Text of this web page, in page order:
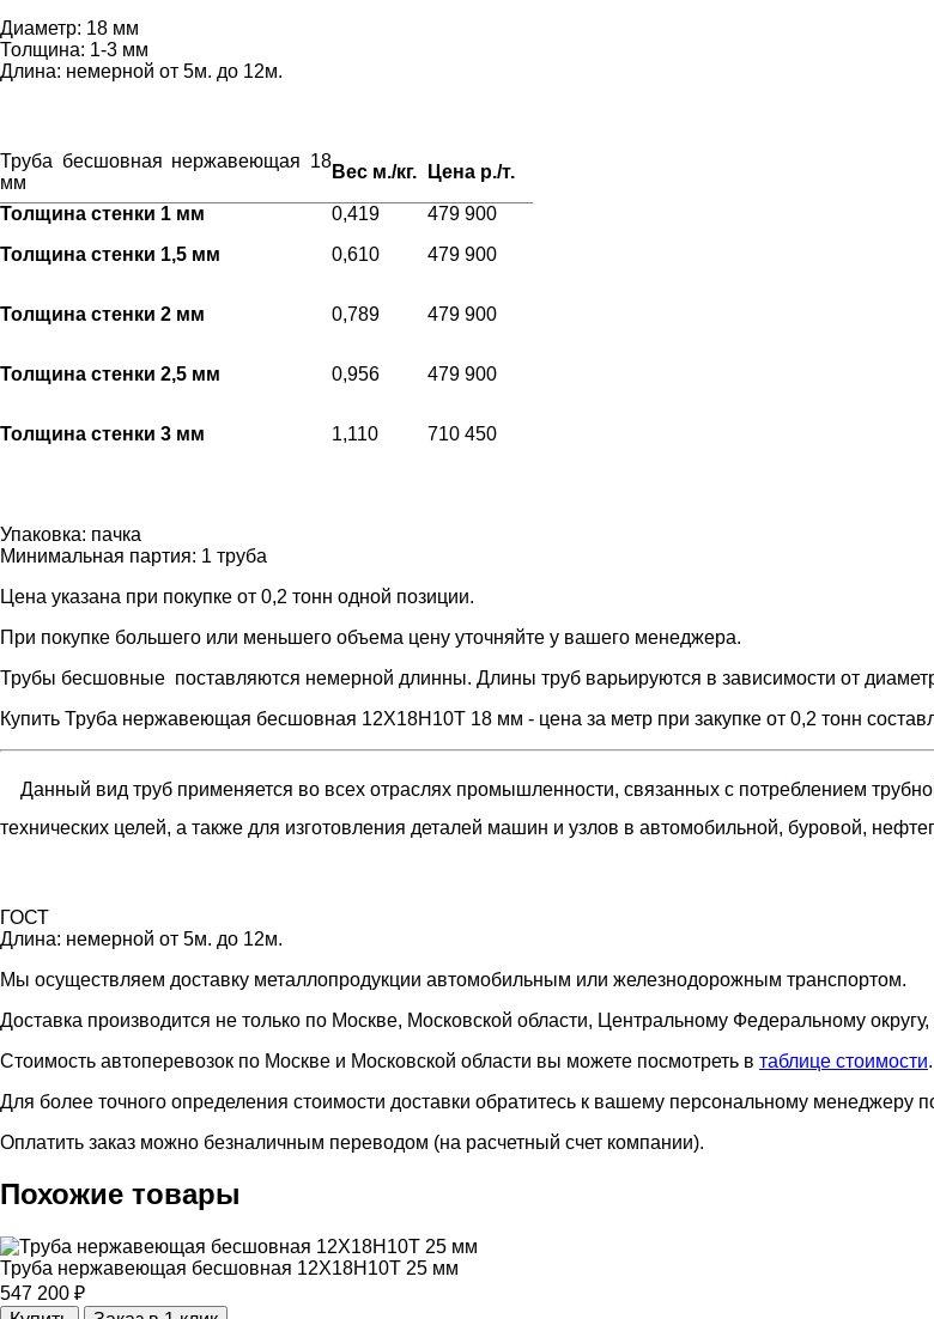
Диаметр: 18 мм
Толщина: 1-3 мм
Длина: немерной от 5м. до 12м.
Труба бесшовная нержавеющая 18
мм
Вес м./кг. Цена р./т.
Толщина стенки 1 мм 0,419
479 900
Толщина стенки 1,5 мм
0,610 479 900
Толщина стенки 2 мм 0,789 479 900
Толщина стенки 2,5 мм 0,956 479 900
Толщина стенки 3 мм 1,110 710 450
Упаковка: пачка
Минимальная партия: 1 труба
Цена указана при покупке от 0,2 тонн одной позиции.
При покупке большего или меньшего объема цену уточняйте у вашего менеджера.
Трубы бесшовные поставляются немерной длинны. Длины труб варьируются в зависимости от
Купить Труба нержавеющая бесшовная 12Х18Н10Т 18 мм - цена за метр при закупке от 0,2 тонн
Данный вид труб применяется во всех отраслях промышленности, связанных с потреблением
технических целей, а также для изготовления деталей машин и узлов в автомобильной, буровой,
ГОСТ
Длина: немерной от 5м. до 12м.
Мы осуществляем доставку металлопродукции автомобильным или железнодорожным транспортом.
Доставка производится не только по Москве, Московской области, Центральному Федеральному
Стоимость автоперевозок по Москве и Московской области вы можете посмотреть в таблице стоимости.
Для более точного определения стоимости доставки обратитесь к вашему персональному менеджеру
Оплатить заказ можно безналичным переводом (на расчетный счет компании).
Похожие товары
Труба нержавеющая бесшовная 12Х18Н10Т 25 мм
547 200 ₽